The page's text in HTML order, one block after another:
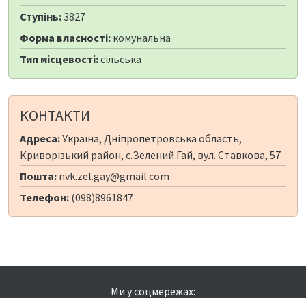
Ступінь:3827
Форма власності: комунальна
Тип місцевості:сільська
КОНТАКТИ
Адреса:Україна, Дніпропетровська область,
Криворізький район, с.Зелений Гай, вул. Ставкова, 57
Пошта: nvk.zel.gay@gmail.com
Телефон: (098)8961847
Ми у соцмережах: